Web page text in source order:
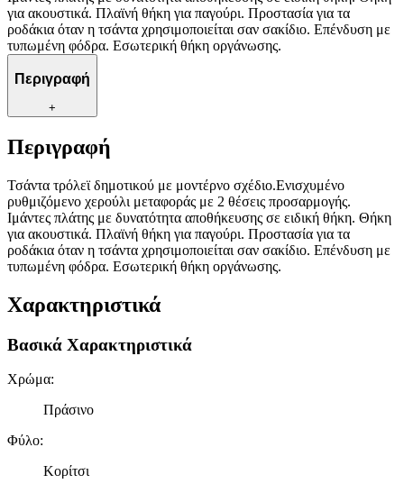
για ακουστικά. Πλαϊνή θήκη για παγούρι. Προστασία για τα
ροδάκια όταν η τσάντα χρησιμοποιείται σαν σακίδιο. Επένδυση με
τυπωμένη φόδρα. Εσωτερική θήκη οργάνωσης.
Περιγραφή
+
Περιγραφή
Τσάντα τρόλεϊ δημοτικού με μοντέρνο σχέδιο.Ενισχυμένο
ρυθμιζόμενο χερούλι μεταφοράς με 2 θέσεις προσαρμογής.
Ιμάντες πλάτης με δυνατότητα αποθήκευσης σε ειδική θήκη. Θήκη
για ακουστικά. Πλαϊνή θήκη για παγούρι. Προστασία για τα
ροδάκια όταν η τσάντα χρησιμοποιείται σαν σακίδιο. Επένδυση με
τυπωμένη φόδρα. Εσωτερική θήκη οργάνωσης.
Χαρακτηριστικά
Βασικά Χαρακτηριστικά
Χρώμα:
Πράσινο
Φύλο:
Κορίτσι